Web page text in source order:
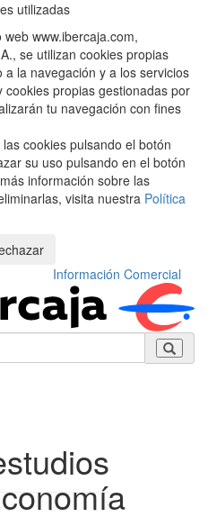
utilizadas
www.ibercaja.com,
se utilizan cookies propias
la navegación y a los servicios
propias gestionadas por
tu navegación con fines
cookies pulsando el botón
su uso pulsando en el botón
información sobre las
visita nuestra Política
Información Comercial